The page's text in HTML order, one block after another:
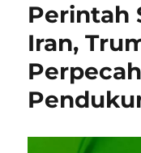
Perintah
Iran,